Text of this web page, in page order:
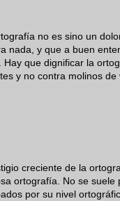
no es sino un
nada, y que a buen
que dignificar la
y no contra molinos de
creciente de la
ortografía. No se
por su nivel